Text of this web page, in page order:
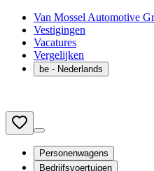
Van Mossel Automotive
Vestigingen
Vacatures
Vergelijken
be - Nederlands
Personenwagens
Bedrijfsvoertuigen